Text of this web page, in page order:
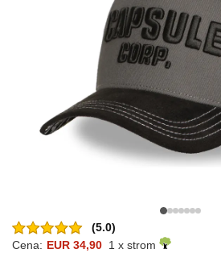
(5.0)
Cena: EUR 34,90 1 x strom